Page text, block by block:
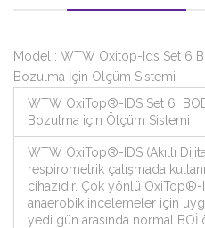
Model : WTW Oxitop-Ids Set 6
Bozulma İçin Ölçüm Sistemi
WTW OxiTop®-IDS Set 6
Bozulma için Ölçüm Sistemi
WTW OxiTop®-IDS (Akıllı
respirometrik çalışmada
cihazıdır. Çok yönlü
anaerobik incelemeler için
yedi gün arasında normal